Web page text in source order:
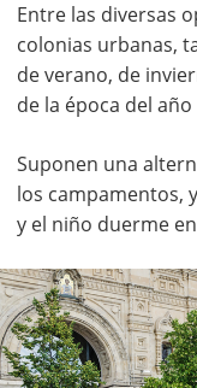
Entre las diversas
colonias urbanas,
de verano, de
de la época del
Suponen una
los campamentos,
y el niño duerme